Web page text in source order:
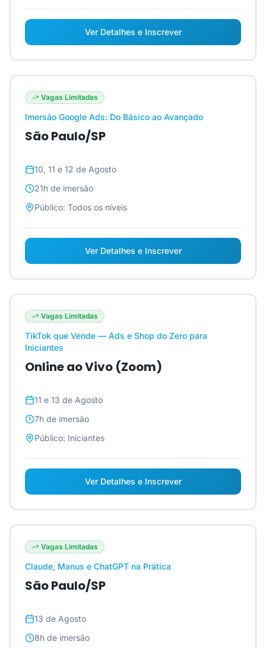
Ver Detalhes e Inscrever
Vagas Limitadas
Imersão Google Ads: Do Básico ao Avançado
São Paulo/SP
10, 11 e 12 de Agosto
21h de imersão
Público: Todos os níveis
Ver Detalhes e Inscrever
Vagas Limitadas
TikTok que Vende — Ads e Shop do Zero para
Iniciantes
Online ao Vivo (Zoom)
11 e 13 de Agosto
7h de imersão
Público: Iniciantes
Ver Detalhes e Inscrever
Vagas Limitadas
Claude, Manus e ChatGPT na Prática
São Paulo/SP
13 de Agosto
8h de imersão